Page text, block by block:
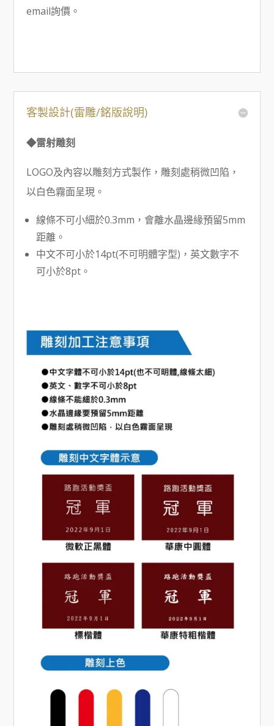
email詢價。
客製設計(雷雕/銘版說明)
◆雷射雕刻
LOGO及內容以雕刻方式製作，雕刻處稍微凹陷，
以白色霧面呈現。
線條不可小細於0.3mm，會離水晶邊緣預留5mm
距離。
中文不可小於14pt(不可明體字型)，英文數字不
可小於8pt。